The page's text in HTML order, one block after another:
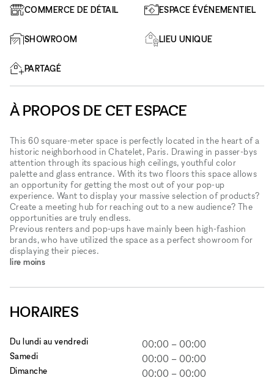
COMMERCE DE DÉTAIL ESPACE ÉVÉNEMENTIEL
SHOWROOM LIEU UNIQUE
PARTAGÉ
À PROPOS DE CET ESPACE
This 60 square-meter space is perfectly located in the heart of a
historic neighborhood in Chatelet, Paris. Drawing in passer-bys
attention through its spacious high ceilings, youthful color
palette and glass entrance. With its two floors this space allows
an opportunity for getting the most out of your pop-up
experience. Want to display your massive selection of products?
Create a meeting hub for reaching out to a new audience? The
opportunities are truly endless.
Previous renters and pop-ups have mainly been high-fashion
brands, who have utilized the space as a perfect showroom for
displaying their pieces.
lire moins
HORAIRES
Du lundi au vendredi 00:00 – 00:00
Samedi 00:00 – 00:00
Dimanche 00:00 – 00:00